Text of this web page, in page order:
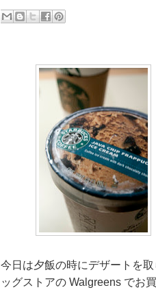
今日は夕飯の時にデザートを
ッグストアの Walgreens でお買